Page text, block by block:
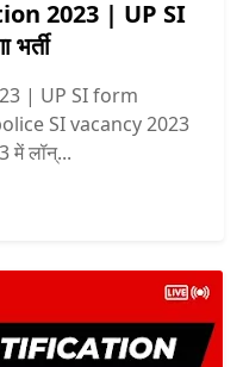
2023 | UP SI
| UP SI form
SI vacancy 2023
में लॉन्...